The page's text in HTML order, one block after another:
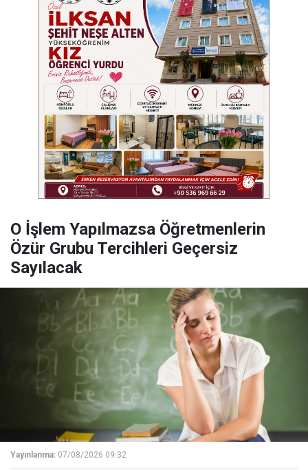
O İşlem Yapılmazsa Öğretmenlerin
Özür Grubu Tercihleri Geçersiz
Sayılacak
Yayınlanma: 07/08/2026 09:32